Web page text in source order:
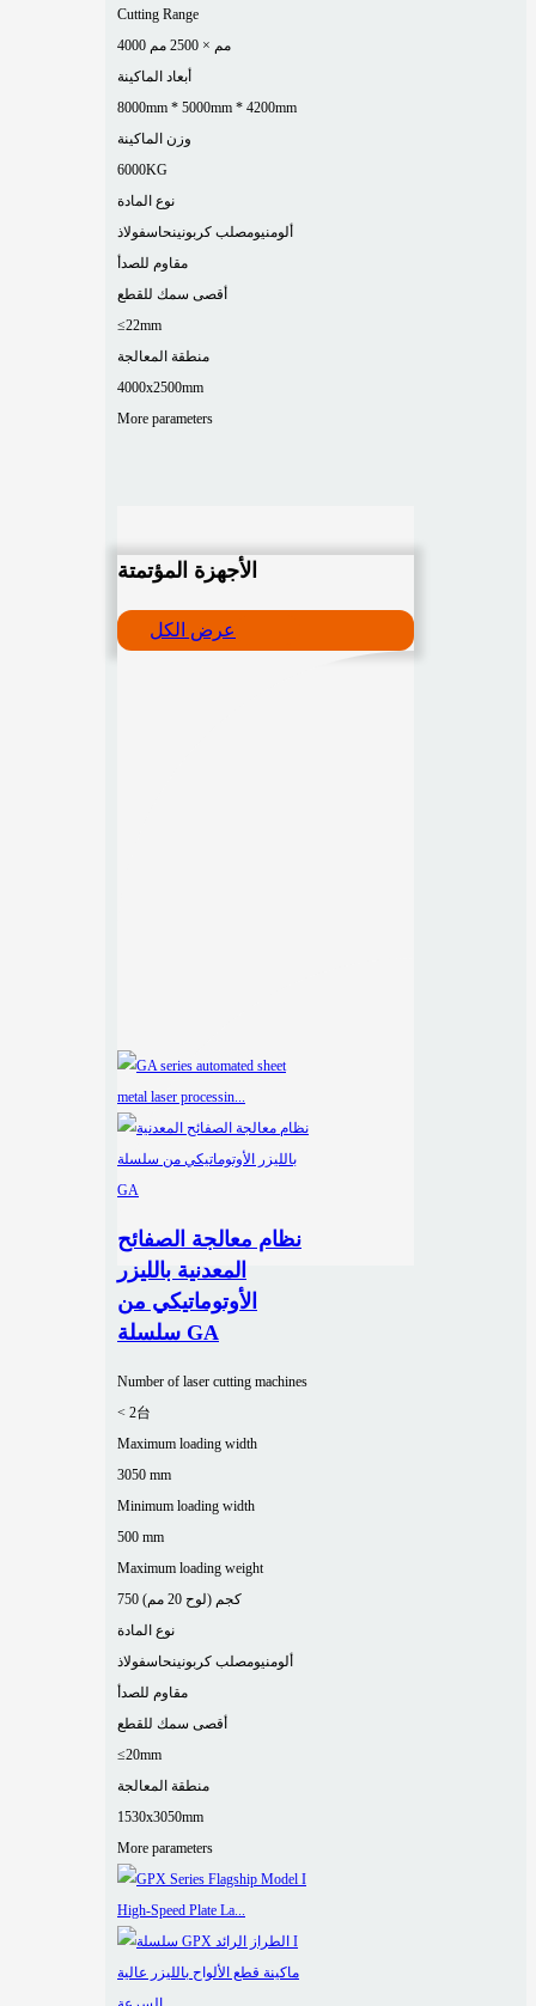
Cutting Range
4000 مم × 2500 مم
أبعاد الماكينة
8000mm * 5000mm * 4200mm
وزن الماكينة
6000KG
نوع المادة
ألومنيومصلب كربونينحاسفولاذ
مقاوم للصدأ
أقصى سمك للقطع
≤22mm
منطقة المعالجة
4000x2500mm
More parameters
الأجهزة المؤتمتة
عرض الكل
نظام معالجة الصفائح
المعدنية بالليزر
الأوتوماتيكي من
سلسلة GA
Number of laser cutting machines
< 2台
Maximum loading width
3050 mm
Minimum loading width
500 mm
Maximum loading weight
750 كجم (لوح 20 مم)
نوع المادة
ألومنيومصلب كربونينحاسفولاذ
مقاوم للصدأ
أقصى سمك للقطع
≤20mm
منطقة المعالجة
1530x3050mm
More parameters